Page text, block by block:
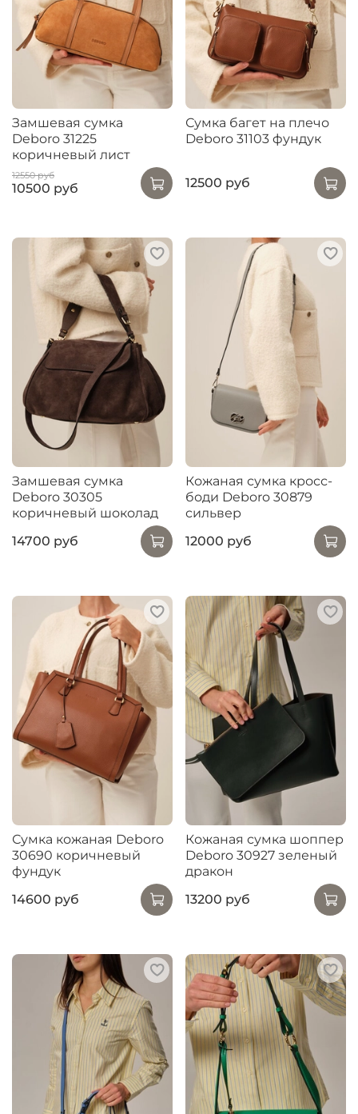
Замшевая сумка
Deboro 31225
коричневый лист
12550 руб
10500 руб
Сумка багет на плечо
Deboro 31103 фундук
12500 руб
Замшевая сумка
Deboro 30305
коричневый шоколад
14700 руб
Кожаная сумка кросс-
боди Deboro 30879
сильвер
12000 руб
Сумка кожаная Deboro
30690 коричневый
фундук
14600 руб
Кожаная сумка шоппер
Deboro 30927 зеленый
дракон
13200 руб